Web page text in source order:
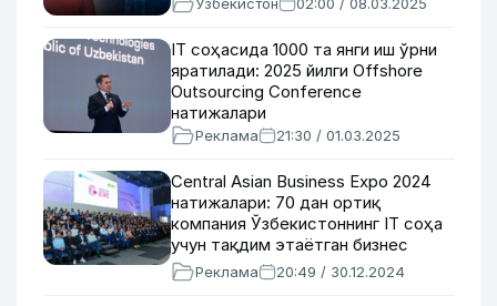
IT соҳасида 1000 та янги иш ўрни
яратилади: 2025 йилги Offshore
Outsourcing Conference
натижалари
Реклама 21:30 / 01.03.2025
Central Asian Business Expo 2024
натижалари: 70 дан ортиқ
компания Ўзбекистоннинг IT соҳа
учун тақдим этаётган бизнес
имкониятлари билан танишди
Реклама 20:49 / 30.12.2024